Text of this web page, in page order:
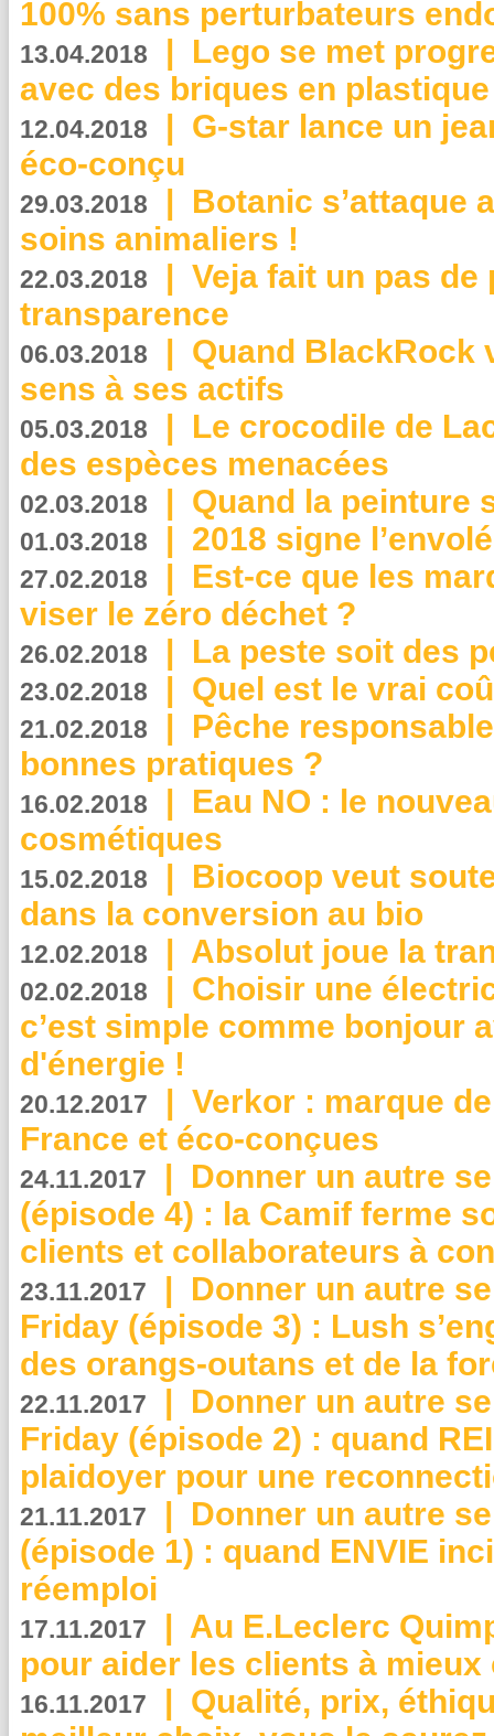
100% sans perturbateurs
13.04.2018 | Lego se met
avec des briques en
12.04.2018 | G-star lance un
éco-conçu
29.03.2018 | Botanic s’attaque
soins animaliers !
22.03.2018 | Veja fait un pas de
transparence
06.03.2018 | Quand BlackRock
sens à ses actifs
05.03.2018 | Le crocodile de
des espèces menacées
02.03.2018 | Quand la peinture
01.03.2018 | 2018 signe
27.02.2018 | Est-ce que les
viser le zéro déchet ?
26.02.2018 | La peste soit des
23.02.2018 | Quel est le vrai
21.02.2018 | Pêche
bonnes pratiques ?
16.02.2018 | Eau NO : le
cosmétiques
15.02.2018 | Biocoop veut
dans la conversion au bio
12.02.2018 | Absolut joue la
02.02.2018 | Choisir une
c’est simple comme bonjour
d'énergie !
20.12.2017 | Verkor : marque
France et éco-conçues
24.11.2017 | Donner un autre
(épisode 4) : la Camif ferme
clients et collaborateurs à
23.11.2017 | Donner un autre
Friday (épisode 3) : Lush
des orangs-outans et de la
22.11.2017 | Donner un autre
Friday (épisode 2) : quand
plaidoyer pour une
21.11.2017 | Donner un autre
(épisode 1) : quand ENVIE
réemploi
17.11.2017 | Au E.Leclerc
pour aider les clients à
16.11.2017 | Qualité, prix,